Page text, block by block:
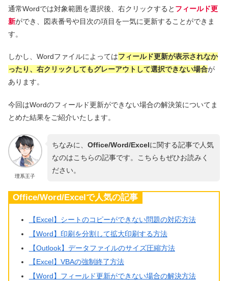
通常Wordでは対象範囲を選択後、右クリックすると フィールド更
新ができ、図表番号や目次の項目を一気に更新することができま
す。
しかし、Wordファイルによってはフィールド更新が表示されなか
ったり、右クリックしてもグレーアウトして選択できない場合が
あります。
今回はWordのフィールド更新ができない場合の解決策についてま
とめた結果をご紹介いたします。
理系王子
ちなみに、 Office/Word/Excelに関する記事で人気
なのはこちらの記事です。こちらもぜひお読みく
ださい。
Office/Word/Excelで人気の記事
【Excel】シートのコピーができない問題の対応方法
【Word】印刷を分割して拡大印刷する方法
【Outlook】データファイルのサイズ圧縮方法
【Excel】VBAの強制終了方法
【Word】フィールド更新ができない場合の解決方法